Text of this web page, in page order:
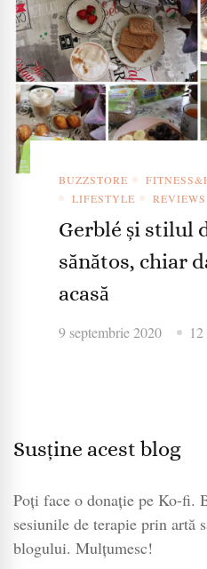
BUZZSTORE
LIFESTYLE
REVIEWS
Gerblé și stilul
sănătos, chiar
acasă
9 septembrie 2020
Susține acest blog
Poți face o donație pe Ko-fi.
sesiunile de terapie prin artă
blogului. Mulțumesc!